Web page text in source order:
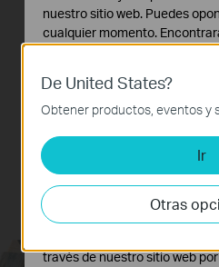
Internet para 32
la vez
Crea una red Wi-Fi
tiempo, como teléfonos,
portátiles. Además
otros dispositivos a
De United States?
Obtener productos, eventos y
Ir
Otras
nuestro sitio web. Puedes
cualquier momento.
Cookies Básicas
Estas cookies son necesarias
del sitio web y no pueden
Cookies de Análisis y de
Las cookies de análisis nos
actividades en nuestro sitio
adaptar la funcionalidad del
través de nuestro sitio web